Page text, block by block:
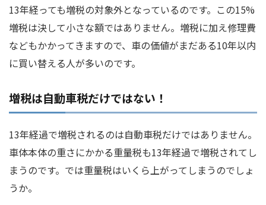
13年経っても増税の対象外となっているのです。この15%
増税は決して小さな額ではありません。増税に加え修理費
などもかかってきますので、車の価値がまだある10年以内
に買い替える人が多いのです。
増税は自動車税だけではない！
13年経過で増税されるのは自動車税だけではありません。
車体本体の重さにかかる重量税も13年経過で増税されてし
まうのです。では重量税はいくら上がってしまうのでしょ
うか。